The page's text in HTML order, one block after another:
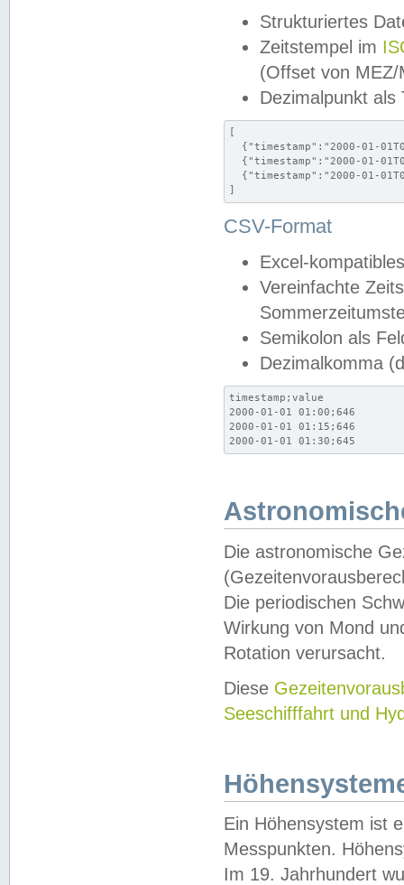
Strukturiertes
Zeitstempel im
(Offset von MEZ/
Dezimalpunkt als
[
{"timestamp":"2000-01-
{"timestamp":"2000-01-
{"timestamp":"2000-01-
]
CSV-Format
Excel-
Vereinfachte
Semikolon als
Dezimalkomma
timestamp;value
2000-01-01 01:00;646
2000-01-01 01:15;646
2000-01-01 01:30;645
Die astronomische
Die periodischen
Wirkung von Mond
Rotation verursacht.
Diese
Seeschifffahrt und
Ein Höhensystem ist
Messpunkten.
Im 19. Jahrhundert